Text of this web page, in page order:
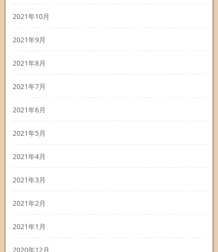
2021年10月
2021年9月
2021年8月
2021年7月
2021年6月
2021年5月
2021年4月
2021年3月
2021年2月
2021年1月
2020年12月